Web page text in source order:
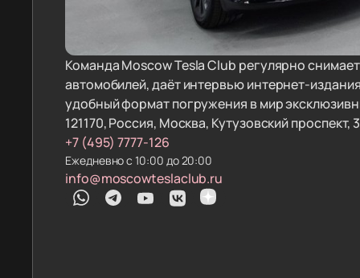
Команда Moscow Tesla Club регулярно
автомобилей, даёт интервью интернет-
удобный формат погружения в мир
121170, Россия, Москва, Кутузовский проспект,
+7 (495) 7777-126
Ежедневно с 10:00 до 20:00
info@moscowteslaclub.ru